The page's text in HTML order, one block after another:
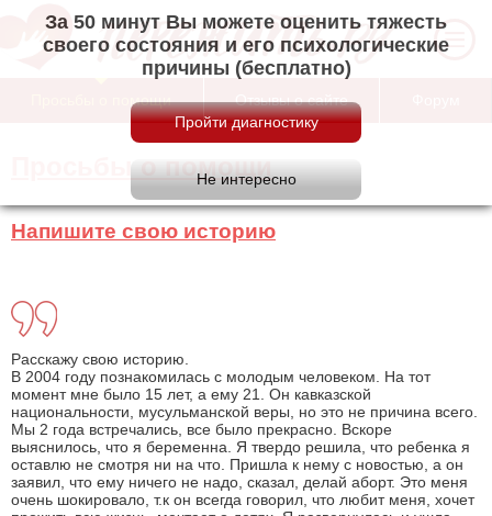
За 50 минут Вы можете оценить тяжесть
своего состояния и его психологические
причины (бесплатно)
Просьбы о помощи Отзывы о сайте
Просьбы о помощи
Напишите свою историю
Расскажу свою историю.
В 2004 году познакомилась с молодым человеком. На тот
момент мне было 15 лет, а ему 21. Он кавказской
национальности, мусульманской веры, но это не причина всего.
Мы 2 года встречались, все было прекрасно. Вскоре
выяснилось, что я беременна. Я твердо решила, что ребенка я
оставлю не смотря ни на что. Пришла к нему с новостью, а он
заявил, что ему ничего не надо, сказал, делай аборт. Это меня
очень шокировало, т.к он всегда говорил, что любит меня, хочет